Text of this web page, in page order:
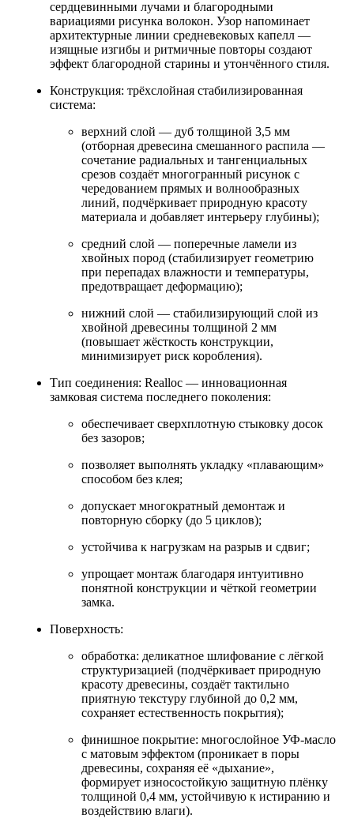
сердцевинными лучами и благородными
вариациями рисунка волокон. Узор напоминает
архитектурные линии средневековых капелл —
изящные изгибы и ритмичные повторы создают
эффект благородной старины и утончённого стиля.
Конструкция: трёхслойная стабилизированная
система:
верхний слой — дуб толщиной 3,5 мм
(отборная древесина смешанного распила —
сочетание радиальных и тангенциальных
срезов создаёт многогранный рисунок с
чередованием прямых и волнообразных
линий, подчёркивает природную красоту
материала и добавляет интерьеру глубины);
средний слой — поперечные ламели из
хвойных пород (стабилизирует геометрию
при перепадах влажности и температуры,
предотвращает деформацию);
нижний слой — стабилизирующий слой из
хвойной древесины толщиной 2 мм
(повышает жёсткость конструкции,
минимизирует риск коробления).
Тип соединения: Realloc — инновационная
замковая система последнего поколения:
обеспечивает сверхплотную стыковку досок
без зазоров;
позволяет выполнять укладку «плавающим»
способом без клея;
допускает многократный демонтаж и
повторную сборку (до 5 циклов);
устойчива к нагрузкам на разрыв и сдвиг;
упрощает монтаж благодаря интуитивно
понятной конструкции и чёткой геометрии
замка.
Поверхность:
обработка: деликатное шлифование с лёгкой
структуризацией (подчёркивает природную
красоту древесины, создаёт тактильно
приятную текстуру глубиной до 0,2 мм,
сохраняет естественность покрытия);
финишное покрытие: многослойное УФ‑масло
с матовым эффектом (проникает в поры
древесины, сохраняя её «дыхание»,
формирует износостойкую защитную плёнку
толщиной 0,4 мм, устойчивую к истиранию и
воздействию влаги).